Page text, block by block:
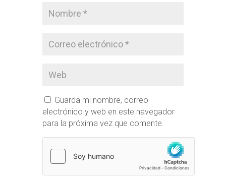
Guarda mi nombre, correo
electrónico y web en este navegador
para la próxima vez que comente.